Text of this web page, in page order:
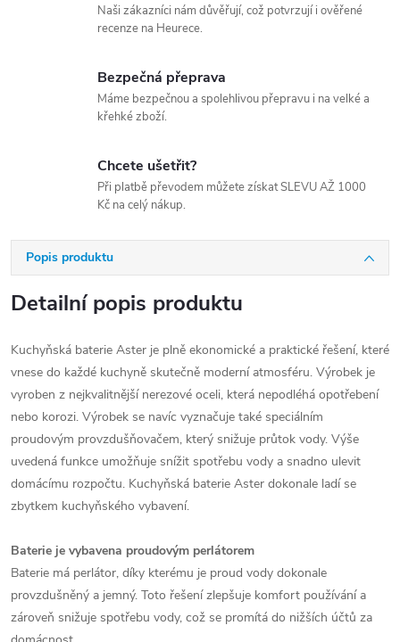
Naši zákazníci nám důvěřují, což potvrzují i ověřené
recenze na Heurece.
Bezpečná přeprava
Máme bezpečnou a spolehlivou přepravu i na velké a
křehké zboží.
Chcete ušetřit?
Při platbě převodem můžete získat SLEVU AŽ 1000
Kč na celý nákup.
Popis produktu
Detailní popis produktu
Kuchyňská baterie Aster je plně ekonomické a praktické řešení, které
vnese do každé kuchyně skutečně moderní atmosféru. Výrobek je
vyroben z nejkvalitnější nerezové oceli, která nepodléhá opotřebení
nebo korozi. Výrobek se navíc vyznačuje také speciálním
proudovým provzdušňovačem, který snižuje průtok vody. Výše
uvedená funkce umožňuje snížit spotřebu vody a snadno ulevit
domácímu rozpočtu. Kuchyňská baterie Aster dokonale ladí se
zbytkem kuchyňského vybavení.
Baterie je vybavena proudovým perlátorem
Baterie má perlátor, díky kterému je proud vody dokonale
provzdušněný a jemný. Toto řešení zlepšuje komfort používání a
zároveň snižuje spotřebu vody, což se promítá do nižších účtů za